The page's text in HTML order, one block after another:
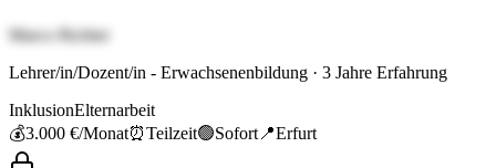
Marco Richter
Lehrer/in/Dozent/in - Erwachsenenbildung · 3 Jahre Erfahrung
InklusionElternarbeit
💰3.000 €/Monat⏰Teilzeit🟢Sofort 📍Erfurt